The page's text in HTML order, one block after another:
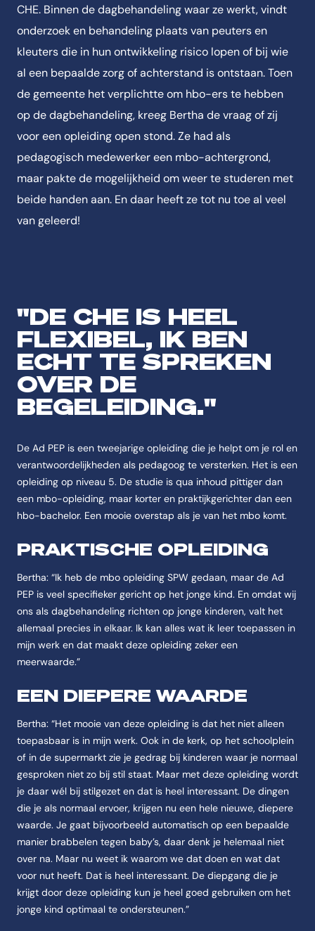
CHE. Binnen de dagbehandeling waar ze werkt, vindt
onderzoek en behandeling plaats van peuters en
kleuters die in hun ontwikkeling risico lopen of bij wie
al een bepaalde zorg of achterstand is ontstaan. Toen
de gemeente het verplichtte om hbo-ers te hebben
op de dagbehandeling, kreeg Bertha de vraag of zij
voor een opleiding open stond. Ze had als
pedagogisch medewerker een mbo-achtergrond,
maar pakte de mogelijkheid om weer te studeren met
beide handen aan. En daar heeft ze tot nu toe al veel
van geleerd!
"DE CHE IS HEEL
FLEXIBEL, IK BEN
ECHT TE SPREKEN
OVER DE
BEGELEIDING."
De Ad PEP is een tweejarige opleiding die je helpt om je rol en
verantwoordelijkheden als pedagoog te versterken. Het is een
opleiding op niveau 5. De studie is qua inhoud pittiger dan
een mbo-opleiding, maar korter en praktijkgerichter dan een
hbo-bachelor. Een mooie overstap als je van het mbo komt.
PRAKTISCHE OPLEIDING
Bertha: “Ik heb de mbo opleiding SPW gedaan, maar de Ad
PEP is veel specifieker gericht op het jonge kind. En omdat wij
ons als dagbehandeling richten op jonge kinderen, valt het
allemaal precies in elkaar. Ik kan alles wat ik leer toepassen in
mijn werk en dat maakt deze opleiding zeker een
meerwaarde.”
EEN DIEPERE WAARDE
Bertha: “Het mooie van deze opleiding is dat het niet alleen
toepasbaar is in mijn werk. Ook in de kerk, op het schoolplein
of in de supermarkt zie je gedrag bij kinderen waar je normaal
gesproken niet zo bij stil staat. Maar met deze opleiding wordt
je daar wél bij stilgezet en dat is heel interessant. De dingen
die je als normaal ervoer, krijgen nu een hele nieuwe, diepere
waarde. Je gaat bijvoorbeeld automatisch op een bepaalde
manier brabbelen tegen baby’s, daar denk je helemaal niet
over na. Maar nu weet ik waarom we dat doen en wat dat
voor nut heeft. Dat is heel interessant. De diepgang die je
krijgt door deze opleiding kun je heel goed gebruiken om het
jonge kind optimaal te ondersteunen.”